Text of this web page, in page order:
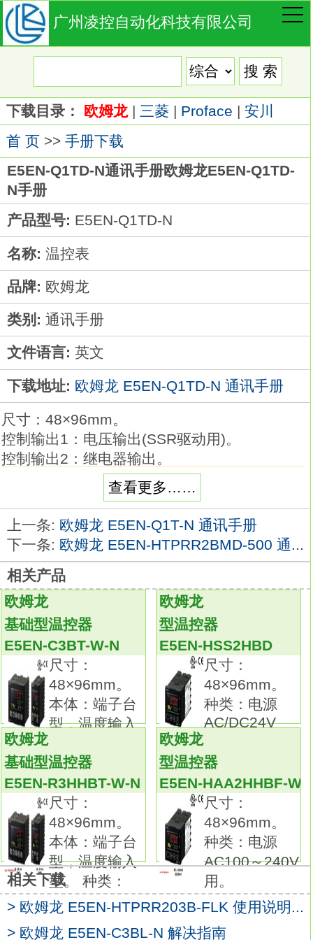
广州凌控自动化科技有限公司
下载目录： 欧姆龙| 三菱| Proface | 安川
首 页>> 手册下载
E5EN-Q1TD-N通讯手册欧姆龙E5EN-Q1TD-
N手册
产品型号: E5EN-Q1TD-N
名称: 温控表
品牌: 欧姆龙
类别: 通讯手册
文件语言: 英文
下载地址: 欧姆龙 E5EN-Q1TD-N 通讯手册
尺寸：48×96mm。
控制输出1：电压输出(SSR驱动用)。
控制输出2：继电器输出。
辅助输出：独立2点。
电源电压：AC/DC24V。
端子形状：螺钉端子台型欧姆龙E5EN-Q1TD-
N手册。
输入类别：全量程多输入。
加热断线、SSR故障检测功能：1点。
通信：--。
事件输入：6点。
远程SP输入：有
E5EN-Q1TD-N
传送输出：有。
清晰易读的大屏白光PV显示。从选型到设定与
操作均简单易用。
完整的I/O容量、功能和性能范围。适合更多应
用。
E5AC的白光LCDPV显示屏高度约为25mm。
上面板和前面板都配有工具端口。
用通信转换线（另售）连接至电脑上来建立控
制器而不需要为电源安装电线。
轻松安装CX-Thermo（另售）。
50ms高速采样周期欧姆龙E5EN-Q1TD-N手
册。
型号可配备最多4点辅助输出，6点事件输入，
1点传送输出和远程SP输入，适合一系列广泛
的应用。
查看更多……
上一条: 欧姆龙 E5EN-Q1T-N 通讯手册
下一条: 欧姆龙 E5EN-HTPRR2BMD-500 通...
相关产品
欧姆龙
基础型温控器
E5EN-C3BT-W-N
尺寸：
48×96mm。
本体：端子台
型，温度输入
欧姆龙
型温控器
E5EN-HSS2HBD
尺寸：
48×96mm。
种类：电源
AC/DC24V
欧姆龙
基础型温控器
E5EN-R3HHBT-W-N
尺寸：
48×96mm。
本体：端子台
型，温度输入
型。 种类：
欧姆龙
型温控器
E5EN-HAA2HHBF-W
尺寸：
48×96mm。
种类：电源
AC100～240V
用。
相关下载
> 欧姆龙 E5EN-HTPRR203B-FLK 使用说明...
> 欧姆龙 E5EN-C3BL-N 解决指南